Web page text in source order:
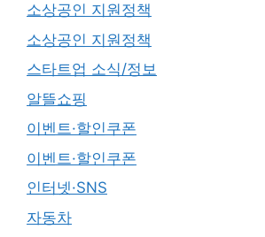
소상공인 지원정책
소상공인 지원정책
스타트업 소식/정보
알뜰쇼핑
이벤트·할인쿠폰
이벤트·할인쿠폰
인터넷·SNS
자동차